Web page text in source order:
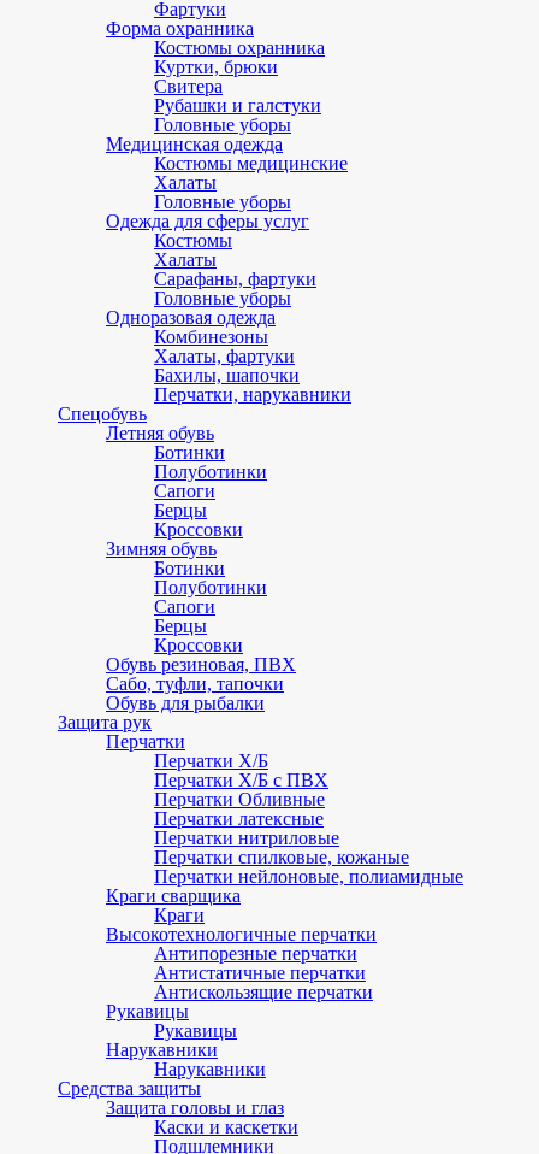
Фартуки
Форма охранника
Костюмы охранника
Куртки, брюки
Свитера
Рубашки и галстуки
Головные уборы
Медицинская одежда
Костюмы медицинские
Халаты
Головные уборы
Одежда для сферы услуг
Костюмы
Халаты
Сарафаны, фартуки
Головные уборы
Одноразовая одежда
Комбинезоны
Халаты, фартуки
Бахилы, шапочки
Перчатки, нарукавники
Спецобувь
Летняя обувь
Ботинки
Полуботинки
Сапоги
Берцы
Кроссовки
Зимняя обувь
Ботинки
Полуботинки
Сапоги
Берцы
Кроссовки
Обувь резиновая, ПВХ
Сабо, туфли, тапочки
Обувь для рыбалки
Защита рук
Перчатки
Перчатки Х/Б
Перчатки Х/Б с ПВХ
Перчатки Обливные
Перчатки латексные
Перчатки нитриловые
Перчатки спилковые, кожаные
Перчатки нейлоновые, полиамидные
Краги сварщика
Краги
Высокотехнологичные перчатки
Антипорезные перчатки
Антистатичные перчатки
Антискользящие перчатки
Рукавицы
Рукавицы
Нарукавники
Нарукавники
Средства защиты
Защита головы и глаз
Каски и каскетки
Подшлемники